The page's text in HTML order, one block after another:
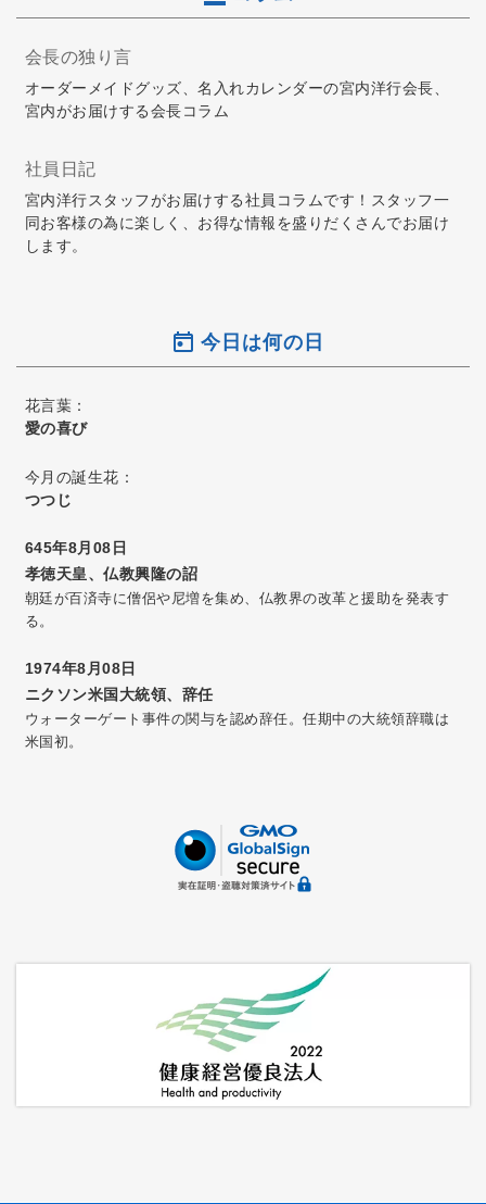
会長の独り言
オーダーメイドグッズ、名入れカレンダーの宮内洋行会長、
宮内がお届けする会長コラム
社員日記
宮内洋行スタッフがお届けする社員コラムです！スタッフ一
同お客様の為に楽しく、お得な情報を盛りだくさんでお届け
します。
今日は何の日
花言葉：
愛の喜び
今月の誕生花：
つつじ
645年8月08日
孝徳天皇、仏教興隆の詔
朝廷が百済寺に僧侶や尼増を集め、仏教界の改革と援助を発表す
る。
1974年8月08日
ニクソン米国大統領、辞任
ウォーターゲート事件の関与を認め辞任。任期中の大統領辞職は
米国初。